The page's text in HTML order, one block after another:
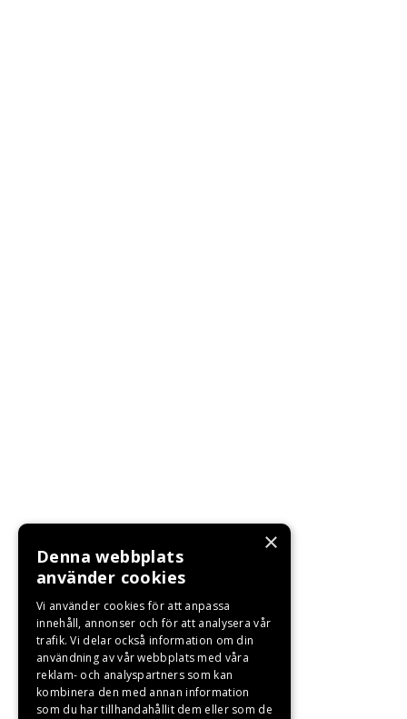
×
Denna webbplats
använder cookies
Vi använder cookies för att anpassa
innehåll, annonser och för att analysera vår
trafik. Vi delar också information om din
användning av vår webbplats med våra
reklam- och analyspartners som kan
kombinera den med annan information
som du har tillhandahållit dem eller som de